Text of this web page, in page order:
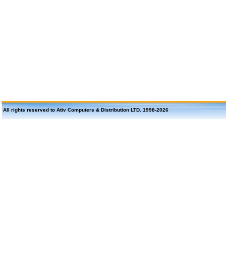
All rights reserved to Ativ Computers & Distribution LTD. 1998-2026